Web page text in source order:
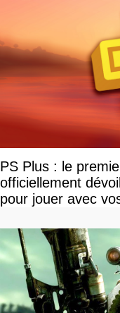
PS Plus : le
officiellement
pour jouer avec